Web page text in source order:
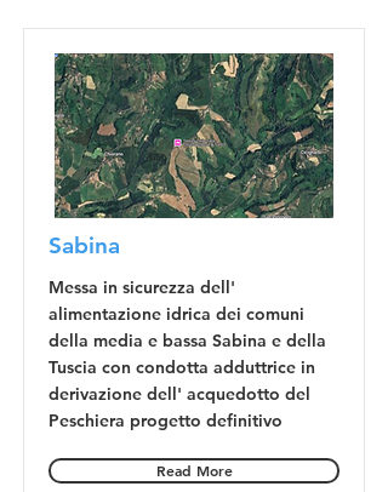
Sabina
Messa in sicurezza dell'
alimentazione idrica dei comuni
della media e bassa Sabina e della
Tuscia con condotta adduttrice in
derivazione dell' acquedotto del
Peschiera progetto definitivo
Read More